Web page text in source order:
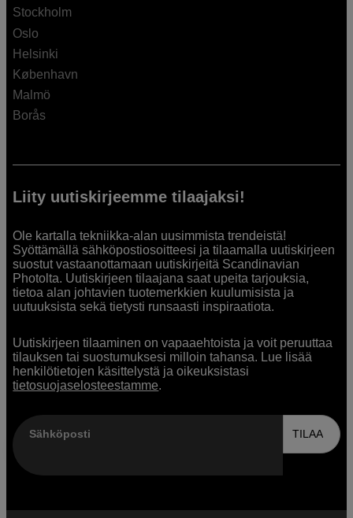
Stockholm
Oslo
Helsinki
København
Malmö
Borås
Liity uutiskirjeemme tilaajaksi!
Ole kartalla tekniikka-alan uusimmista trendeistä!
Syöttämällä sähköpostiosoitteesi ja tilaamalla uutiskirjeen
suostut vastaanottamaan uutiskirjeitä Scandinavian
Photolta. Uutiskirjeen tilaajana saat upeita tarjouksia,
tietoa alan johtavien tuotemerkkien kuulumisista ja
uutuuksista sekä tietysti runsaasti inspiraatiota.
Uutiskirjeen tilaaminen on vapaaehtoista ja voit peruuttaa
tilauksen tai suostumuksesi milloin tahansa. Lue lisää
henkilötietojen käsittelystä ja oikeuksistasi
tietosuojaselosteestamme.
Sähköposti TILAA